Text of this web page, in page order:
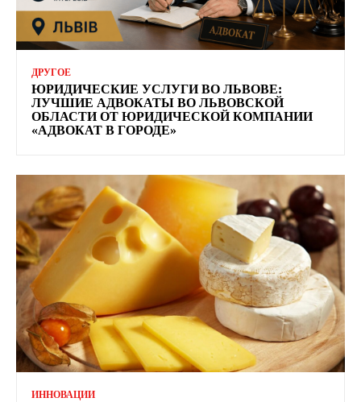
ДРУГОЕ
ЮРИДИЧЕСКИЕ УСЛУГИ ВО ЛЬВОВЕ:
ЛУЧШИЕ АДВОКАТЫ ВО ЛЬВОВСКОЙ
ОБЛАСТИ ОТ ЮРИДИЧЕСКОЙ КОМПАНИИ
«АДВОКАТ В ГОРОДЕ»
ИННОВАЦИИ